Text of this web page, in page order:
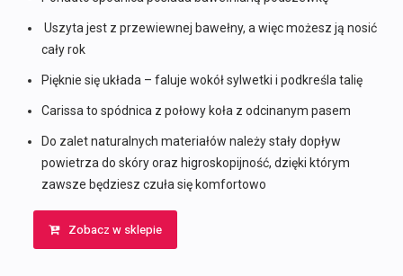
Uszyta jest z przewiewnej bawełny, a więc możesz ją nosić
cały rok
Pięknie się układa – faluje wokół sylwetki i podkreśla talię
Carissa to spódnica z połowy koła z odcinanym pasem
Do zalet naturalnych materiałów należy stały dopływ
powietrza do skóry oraz higroskopijność, dzięki którym
zawsze będziesz czuła się komfortowo
Zobacz w sklepie